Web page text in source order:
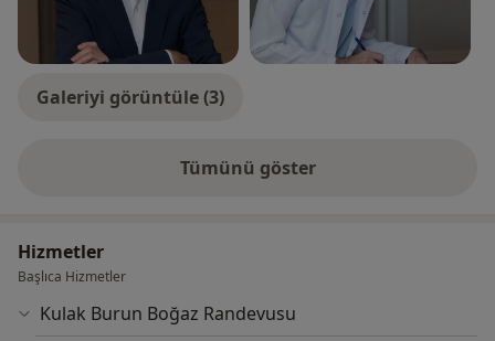
Galeriyi görüntüle (3)
Tümünü gösterdeneyim hakkında
Hizmetler
Başlıca Hizmetler
Kulak Burun Boğaz Randevusu